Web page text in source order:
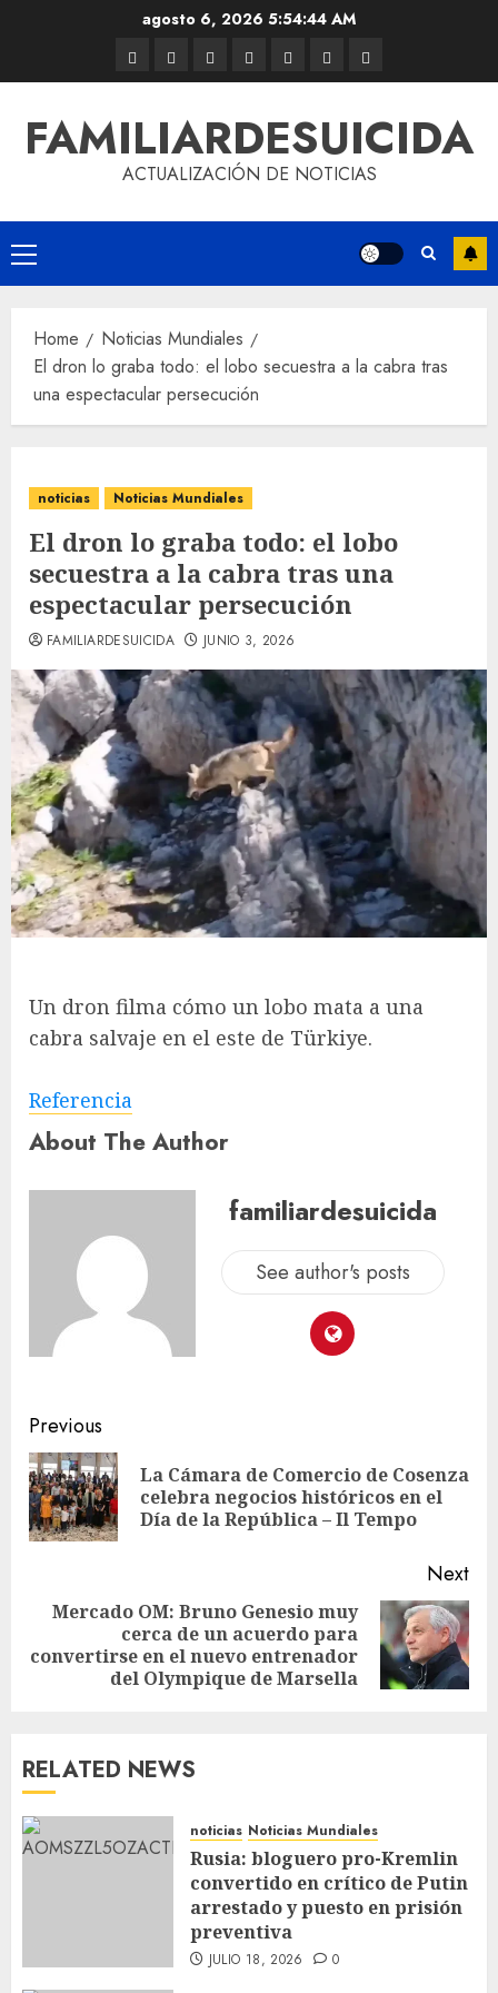
agosto 6, 2026 5:54:44 AM
FAMILIARDESUICIDA
ACTUALIZACIÓN DE NOTICIAS
Home
Noticias Mundiales
El dron lo graba todo: el lobo secuestra a la cabra tras
una espectacular persecución
noticias Noticias Mundiales
El dron lo graba todo: el lobo
secuestra a la cabra tras una
espectacular persecución
FAMILIARDESUICIDA JUNIO 3, 2026
Un dron filma cómo un lobo mata a una
cabra salvaje en el este de Türkiye.
Referencia
About The Author
familiardesuicida
See author's posts
Previous
La Cámara de Comercio de Cosenza
celebra negocios históricos en el
Día de la República – Il Tempo
Next
Mercado OM: Bruno Genesio muy
cerca de un acuerdo para
convertirse en el nuevo entrenador
del Olympique de Marsella
RELATED NEWS
noticias Noticias Mundiales
Rusia: bloguero pro-Kremlin
convertido en crítico de Putin
arrestado y puesto en prisión
preventiva
JULIO 18, 2026 0